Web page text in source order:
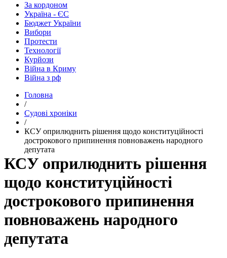
За кордоном
Україна - ЄС
Бюджет України
Вибори
Протести
Технології
Курйози
Війна в Криму
Війна з рф
Головна
/
Судові хроніки
/
КСУ оприлюднить рішення щодо конституційності
дострокового припинення повноважень народного
депутата
КСУ оприлюднить рішення
щодо конституційності
дострокового припинення
повноважень народного
депутата